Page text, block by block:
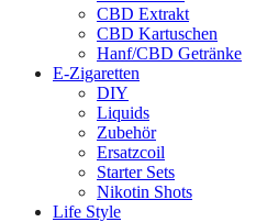
CBD Extrakt
CBD Kartuschen
Hanf/CBD Getränke
E-Zigaretten
DIY
Liquids
Zubehör
Ersatzcoil
Starter Sets
Nikotin Shots
Life Style